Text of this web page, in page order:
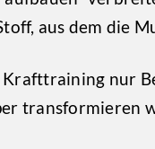
aus dem die
nur
transformieren